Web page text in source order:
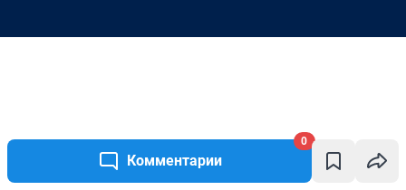
Комментарии
0